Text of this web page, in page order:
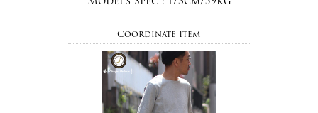
Coordinate Item